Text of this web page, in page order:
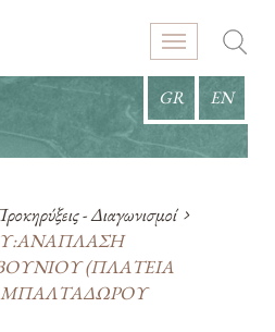
GR EN
- Διαγωνισμοί
(ΠΛΑΤΕΙΑ
ΜΠΑΛΤΑΔΩΡΟΥ